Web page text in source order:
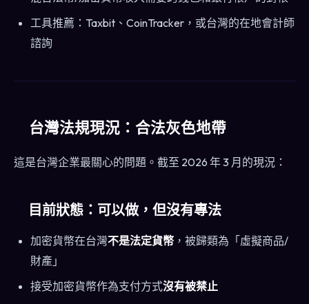
工具推薦：Taxbit、CoinTracker，或台灣的在地會計師
諮詢
台灣法規現況：合法灰色地帶
這是台灣企業最關心的問題。截至 2026 年 3 月的現況：
目前狀態：可以做，但沒有專法
加密貨幣在台灣不是法定貨幣 ，被歸類為「虛擬商品/
財產」
接受加密貨幣作為支付方式沒有被禁止